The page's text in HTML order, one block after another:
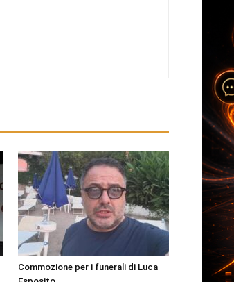
Commozione per i funerali di Luca